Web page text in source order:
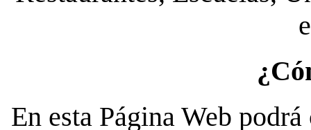
En esta Página Web